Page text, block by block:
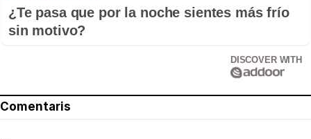
¿Te pasa que por la noche sientes más frío
sin motivo?
DISCOVER WITH
Comentaris